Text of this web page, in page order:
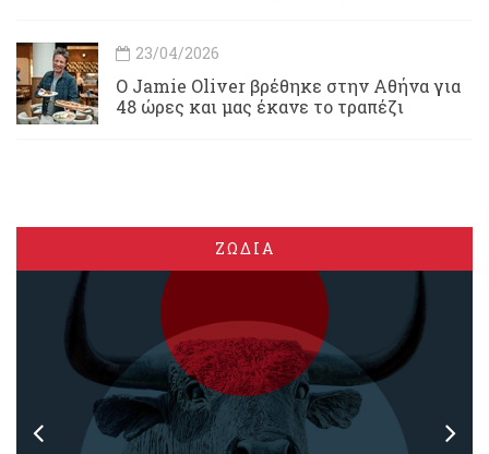
23/04/2026
Ο Jamie Oliver βρέθηκε στην Αθήνα για
48 ώρες και μας έκανε το τραπέζι
ΖΩΔΙΑ